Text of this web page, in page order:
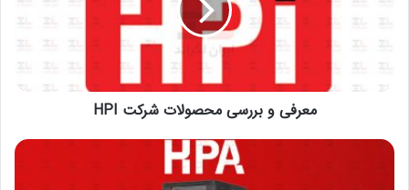
معرفی و بررسی محصولات شرکت HPI